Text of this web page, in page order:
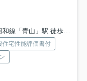
線「青山」駅 徒歩16分
住宅性能評価書付